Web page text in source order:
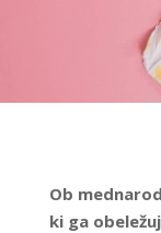
Ob
ki ga